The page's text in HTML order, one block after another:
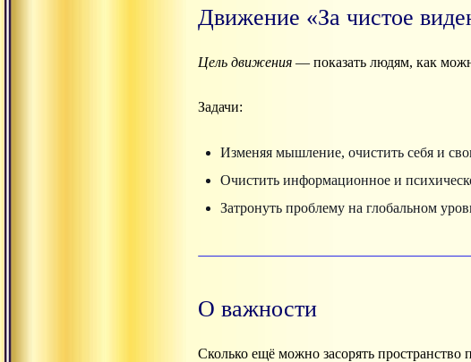
Движение «За чистое
Цель движения — показать людям, как
Задачи:
Изменяя мышление, очистить себя и
Очистить информационное и
Затронуть проблему на глобальном
О важности
Сколько ещё можно засорять пространство